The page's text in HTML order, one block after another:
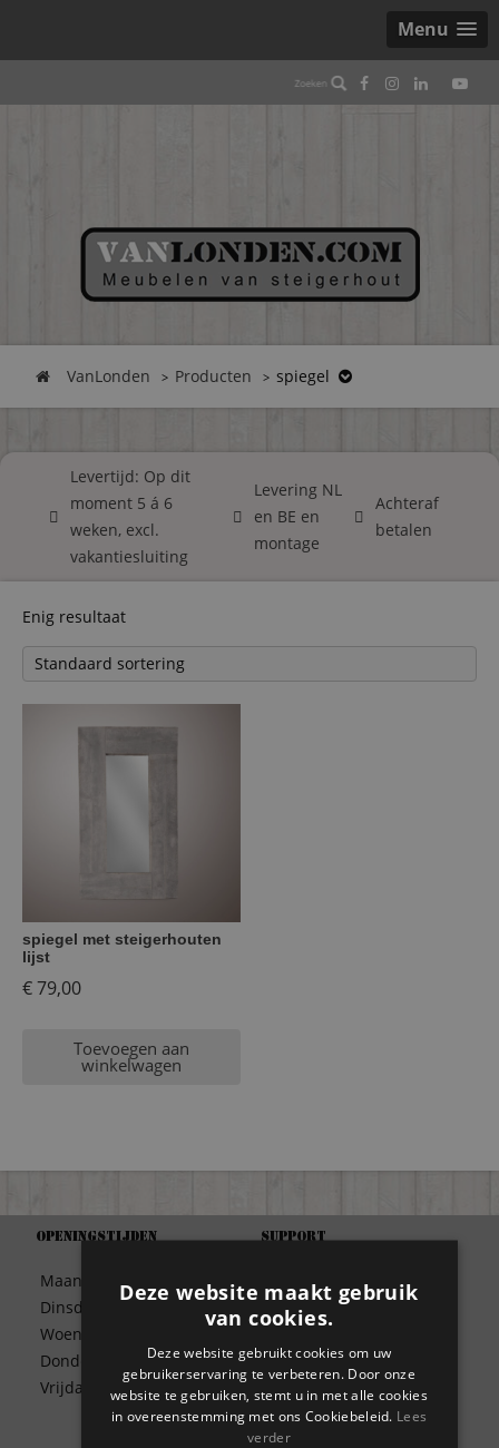
Menu
VanLonden Producten spiegel
Levertijd: Op dit
moment 5 á 6
weken, excl.
vakantiesluiting
Levering NL
en BE en
montage
Achteraf
betalen
Enig resultaat
spiegel met steigerhouten
lijst
€79,00
Toevoegen aan
winkelwagen
Openingstijden
Maandag
Dinsdag
Woensdag
Donderdag
Vrijdag
09:30 – 17:00
09:30 – 17:00
09:30 – 17:00
09:30 – 17:00
Support
Betaalwijze
Bezorgen
Contact
Disclaimer
Garantie
Meest gestelde vragen
Deze website maakt gebruik
van cookies.
Deze website gebruikt cookies om uw
gebruikerservaring te verbeteren. Door onze
website te gebruiken, stemt u in met alle cookies
in overeenstemming met ons Cookiebeleid. Lees
verder